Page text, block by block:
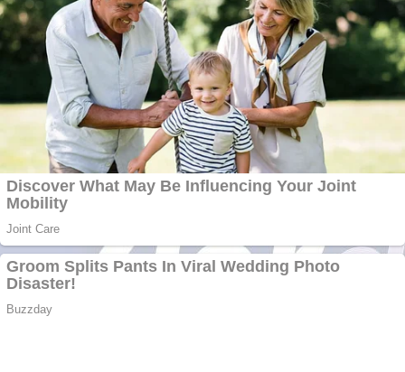
serviciu
Covid-19: 755 de
cazuri noi în
România
Răcitor de apă
metale